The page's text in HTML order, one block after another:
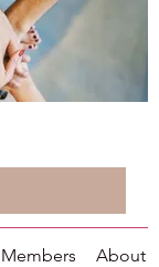
Members About